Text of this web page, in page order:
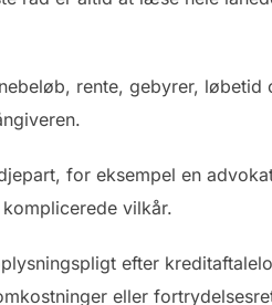
rente, gebyrer,
for eksempel en
vilkår.
efter
eller